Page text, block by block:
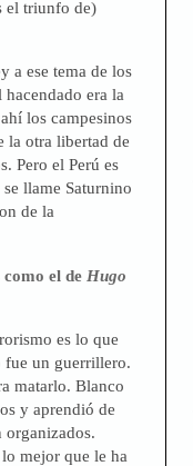
el triunfo de)
a ese tema de los
era la
los campesinos
la otra libertad de
Pero el Perú es
llame Saturnino
de la
el de Hugo
es lo que
fue un guerrillero.
matarlo. Blanco
y aprendió de
organizados.
mejor que le ha